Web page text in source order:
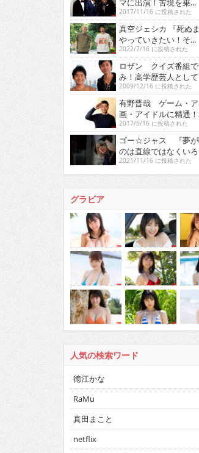
マに出演！苦境を乗...
2017/11/16 に投稿された
真空ジェシカ 『死ぬ
やっていきたい！そ...
2022/7/16 に投稿された
ロザン クイズ番組
み！高学歴芸人とし
2009/12/16 に投稿された
有野晋哉 ゲーム・ア
画・アイドルに精通
2017/5/16 に投稿された
ゴー☆ジャス 『夢が
のは直線ではなくいろ
2021/11/16 に投稿された
グラビア
人気の検索ワード
徳江かな
RaMu
真田まこと
netflix